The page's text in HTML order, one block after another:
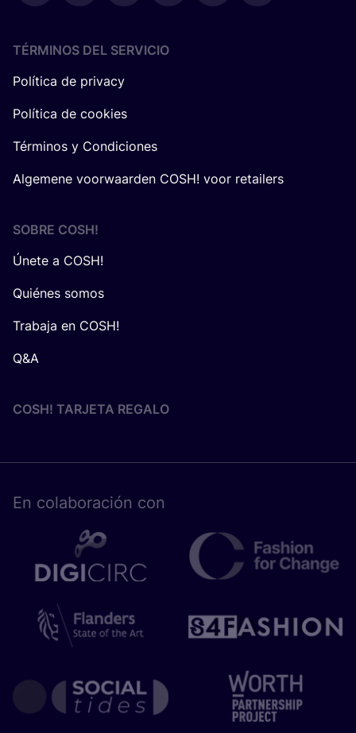
TÉRMINOS DEL SERVICIO
Política de privacy
Política de cookies
Términos y Condiciones
Algemene voorwaarden COSH! voor retailers
SOBRE COSH!
Únete a COSH!
Quiénes somos
Trabaja en COSH!
Q&A
COSH! TARJETA REGALO
En cola­bo­ra­ción con